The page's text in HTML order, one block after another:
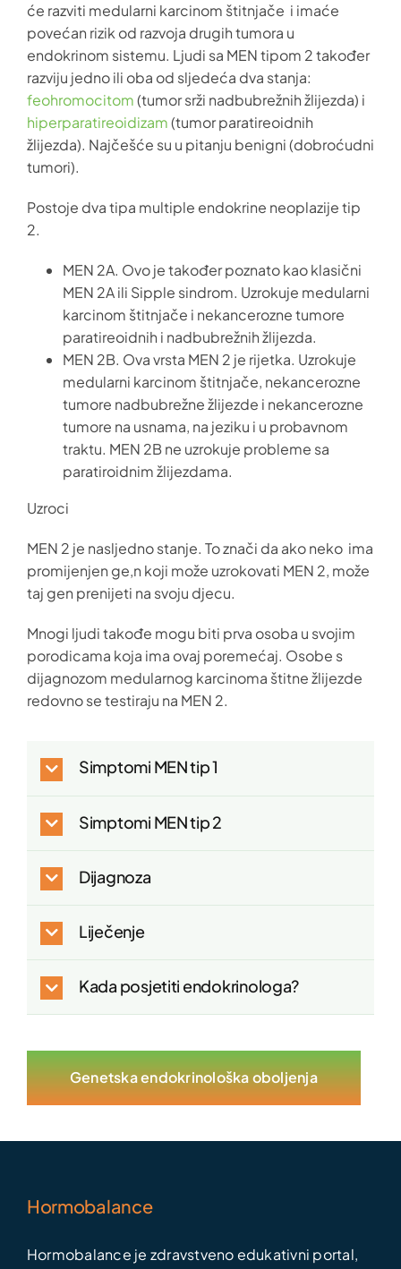
će razviti medularni karcinom štitnjače i imaće
povećan rizik od razvoja drugih tumora u
endokrinom sistemu. Ljudi sa MEN tipom 2 također
razviju jedno ili oba od sljedeća dva stanja:
feohromocitom(tumor srži nadbubrežnih žlijezda) i
hiperparatireoidizam(tumor paratireoidnih
žlijezda). Najčešće su u pitanju benigni (dobroćudni
tumori).
Postoje dva tipa multiple endokrine neoplazije tip
2.
MEN 2A. Ovo je također poznato kao klasični
MEN 2A ili Sipple sindrom. Uzrokuje medularni
karcinom štitnjače i nekancerozne tumore
paratireoidnih i nadbubrežnih žlijezda.
MEN 2B. Ova vrsta MEN 2 je rijetka. Uzrokuje
medularni karcinom štitnjače, nekancerozne
tumore nadbubrežne žlijezde i nekancerozne
tumore na usnama, na jeziku i u probavnom
traktu. MEN 2B ne uzrokuje probleme sa
paratiroidnim žlijezdama.
Uzroci
MEN 2 je nasljedno stanje. To znači da ako neko ima
promijenjen ge,n koji može uzrokovati MEN 2, može
taj gen prenijeti na svoju djecu.
Mnogi ljudi takođe mogu biti prva osoba u svojim
porodicama koja ima ovaj poremećaj. Osobe s
dijagnozom medularnog karcinoma štitne žlijezde
redovno se testiraju na MEN 2.
Simptomi MEN tip 1
Simptomi MEN tip 2
Dijagnoza
Liječenje
Kada posjetiti endokrinologa?
Genetska endokrinološka oboljenja
Hormobalance
Hormobalance je zdravstveno edukativni portal,